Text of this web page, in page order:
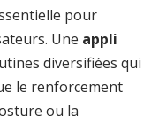
pour
Une appli
diversifiées qui
le renforcement
ou la